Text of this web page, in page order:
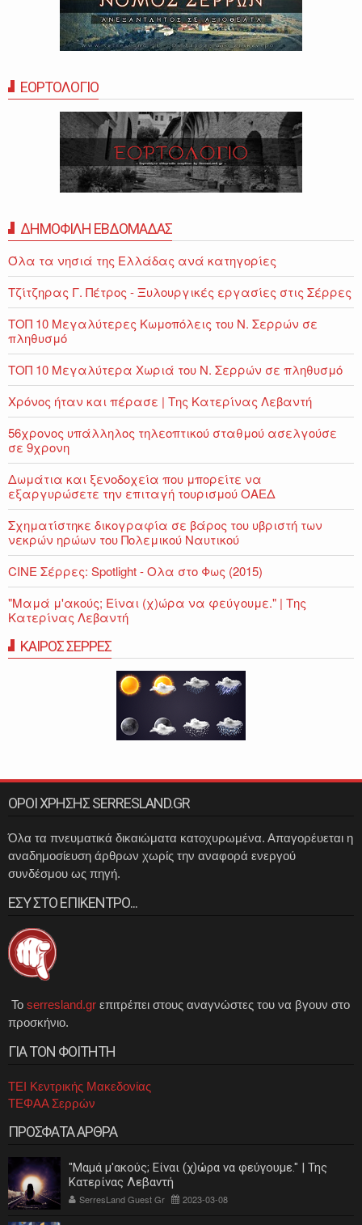
ΕΟΡΤΟΛΟΓΙΟ
ΔΗΜΟΦΙΛΗ ΕΒΔΟΜΑΔΑΣ
Όλα τα νησιά της Ελλάδας ανά κατηγορίες
Τζίτζηρας Γ. Πέτρος - Ξυλουργικές εργασίες στις Σέρρες
ΤΟΠ 10 Μεγαλύτερες Κωμοπόλεις του Ν. Σερρών σε
πληθυσμό
ΤΟΠ 10 Μεγαλύτερα Χωριά του Ν. Σερρών σε πληθυσμό
Χρόνος ήταν και πέρασε | Της Κατερίνας Λεβαντή
56χρονος υπάλληλος τηλεοπτικού σταθμού ασελγούσε
σε 9χρονη
Δωμάτια και ξενοδοχεία που μπορείτε να
εξαργυρώσετε την επιταγή τουρισμού ΟΑΕΔ
Σχηματίστηκε δικογραφία σε βάρος του υβριστή των
νεκρών ηρώων του Πολεμικού Ναυτικού
CINE Σέρρες: Spotlight - Ολα στο Φως (2015)
"Μαμά μ'ακούς; Είναι (χ)ώρα να φεύγουμε." | Της
Κατερίνας Λεβαντή
ΚΑΙΡΟΣ ΣΕΡΡΕΣ
ΟΡΟΙ ΧΡΗΣΗΣ SERRESLAND.GR
Όλα τα πνευματικά δικαιώματα κατοχυρωμένα. Απαγορέυεται η
αναδημοσίευση άρθρων χωρίς την αναφορά ενεργού
συνδέσμου ως πηγή.
ΕΣΥ ΣΤΟ ΕΠΙΚΕΝΤΡΟ...
Το serresland.gr επιτρέπει στους αναγνώστες του να βγουν στο
προσκήνιο.
ΓΙΑ ΤΟΝ ΦΟΙΤΗΤΗ
ΤΕΙ Κεντρικής Μακεδονίας
ΤΕΦΑΑ Σερρών
ΠΡΟΣΦΑΤΑ ΑΡΘΡΑ
"Μαμά μ'ακούς; Είναι (χ)ώρα να φεύγουμε." | Της
Κατερίνας Λεβαντή
SerresLand Guest Gr 2023-03-08